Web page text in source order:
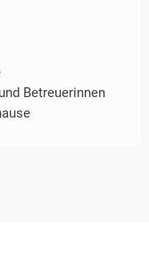
Betreuerinnen